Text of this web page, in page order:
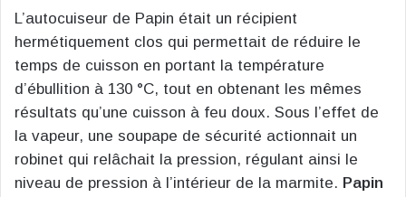
L’autocuiseur de Papin était un récipient
hermétiquement clos qui permettait de réduire le
temps de cuisson en portant la température
d’ébullition à 130 °C, tout en obtenant les mêmes
résultats qu’une cuisson à feu doux. Sous l’effet de
la vapeur, une soupape de sécurité actionnait un
robinet qui relâchait la pression, régulant ainsi le
niveau de pression à l’intérieur de la marmite. Papin